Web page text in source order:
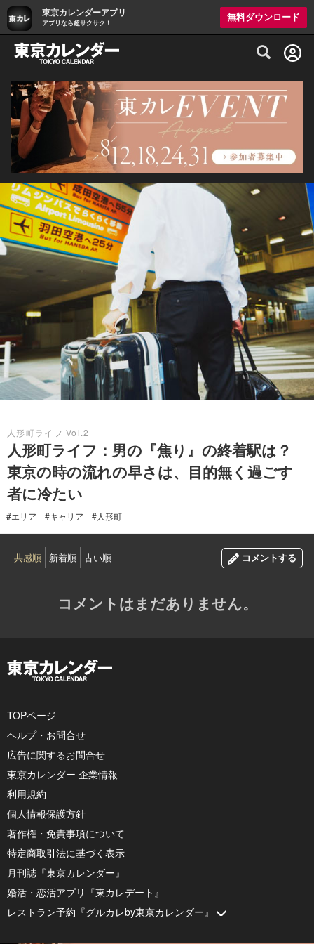
東京カレンダーアプリ
アプリなら超サクサク！
無料ダウンロード
グルメ情報・プレミアムレストラン予約
人形町ライフ Vol.2
人形町ライフ：男の『焦り』の終着駅は？
東京の時の流れの早さは、目的無く過ごす
者に冷たい
#エリア #キャリア #人形町
共感順 新着順 古い順 コメントする
コメントはまだありません。
TOPページ
ヘルプ・お問合せ
広告に関するお問合せ
東京カレンダー 企業情報
利用規約
個人情報保護方針
著作権・免責事項について
特定商取引法に基づく表示
月刊誌『東京カレンダー』
婚活・恋活アプリ『東カレデート』
レストラン予約『グルカレby東京カレンダー』